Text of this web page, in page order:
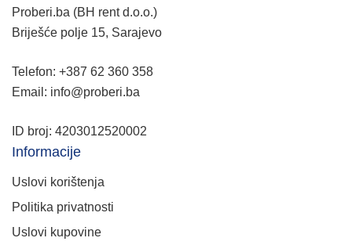
Proberi.ba (BH rent d.o.o.)
Briješće polje 15, Sarajevo
Telefon: +387 62 360 358
Email: info@proberi.ba
ID broj: 4203012520002
Informacije
Uslovi korištenja
Politika privatnosti
Uslovi kupovine